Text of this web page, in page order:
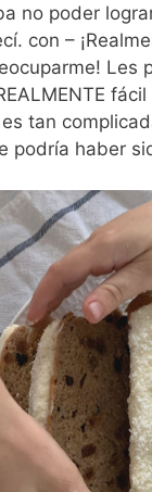
no poder
con –
Les
tan
podría haber